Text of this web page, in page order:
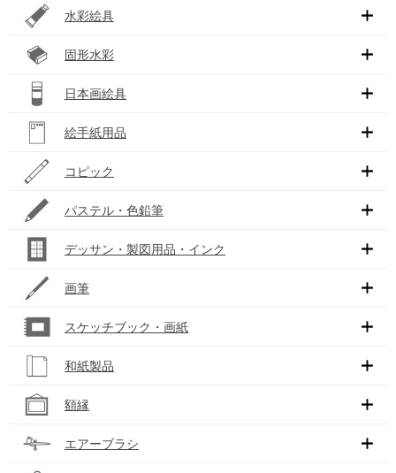
水彩絵具
固形水彩
日本画絵具
絵手紙用品
コピック
パステル・色鉛筆
デッサン・製図用品・インク
画筆
スケッチブック・画紙
和紙製品
額縁
エアーブラシ